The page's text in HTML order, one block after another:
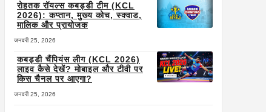
रोहतक रॉयल्स कबड्डी टीम (KCL
2026): कप्तान, मुख्य कोच, स्क्वाड,
मालिक और प्रायोजक
जनवरी 25, 2026
कबड्डी चैंपियंस लीग (KCL 2026)
लाइव कैसे देखें? मोबाइल और टीवी पर
किस चैनल पर आएगा?
जनवरी 25, 2026